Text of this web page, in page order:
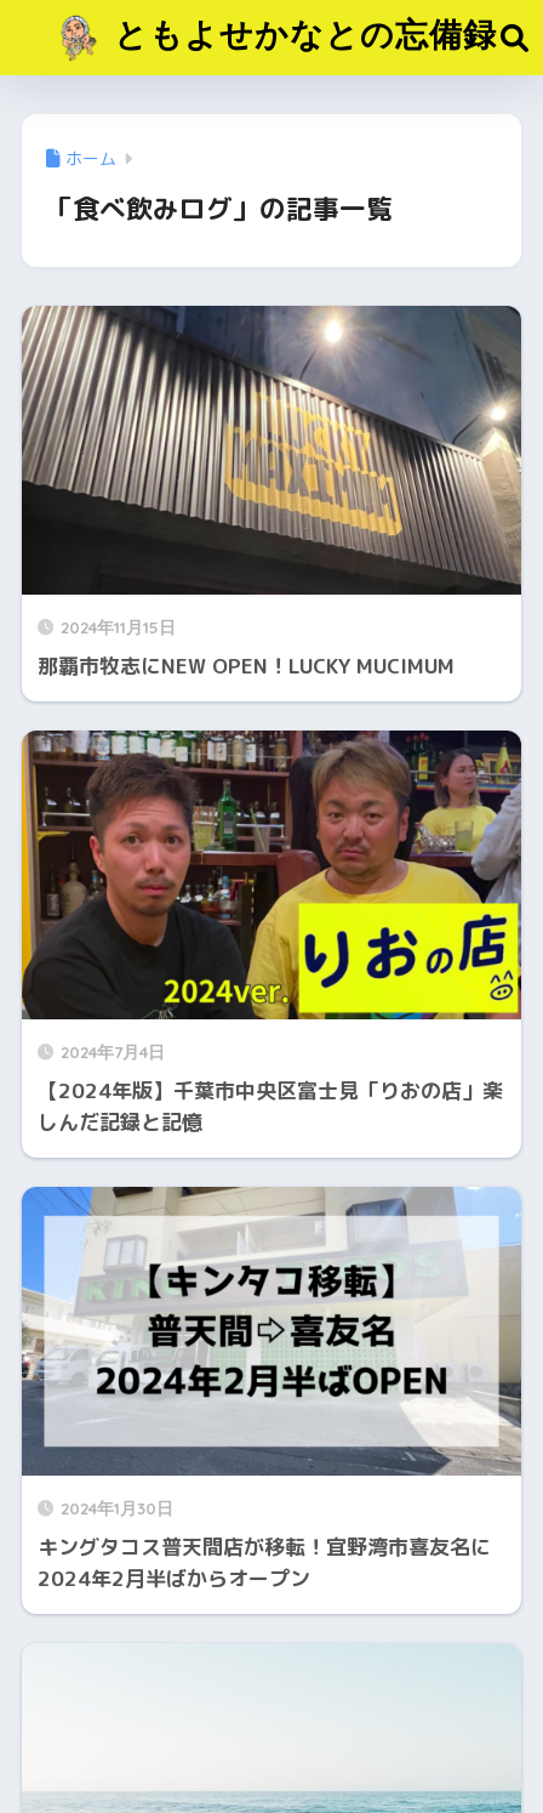
ともよせかなとの忘備録
ホーム
「食べ飲みログ」の記事一覧
2024年11月15日
那覇市牧志にNEW OPEN！LUCKY MUCIMUM
2024年7月4日
【2024年版】千葉市中央区富士見「りおの店」楽
しんだ記録と記憶
2024年1月30日
キングタコス普天間店が移転！宜野湾市喜友名に
2024年2月半ばからオープン